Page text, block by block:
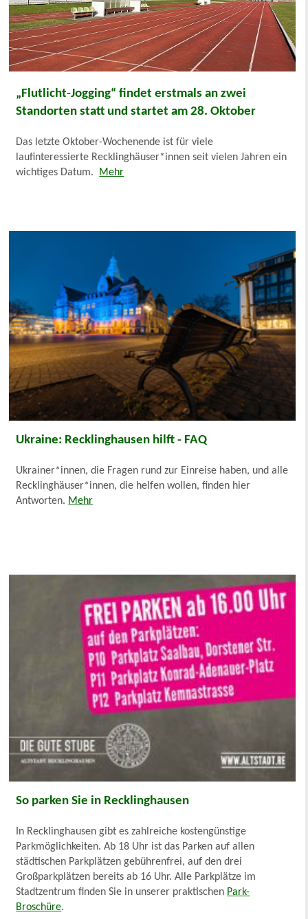
„Flutlicht-Jogging“ findet erstmals an zwei
Standorten statt und startet am 28. Oktober
Das letzte Oktober-Wochenende ist für viele
laufinteressierte Recklinghäuser*innen seit vielen Jahren ein
wichtiges Datum.
Mehr
Ukraine: Recklinghausen hilft - FAQ
Ukrainer*innen, die Fragen rund zur Einreise haben, und alle
Recklinghäuser*innen, die helfen wollen, finden hier
Antworten. Mehr
So parken Sie in Recklinghausen
In Recklinghausen gibt es zahlreiche kostengünstige
Parkmöglichkeiten. Ab 18 Uhr ist das Parken auf allen
städtischen Parkplätzen gebührenfrei, auf den drei
Großparkplätzen bereits ab 16 Uhr. Alle Parkplätze im
Stadtzentrum finden Sie in unserer praktischen Park-
Broschüre.